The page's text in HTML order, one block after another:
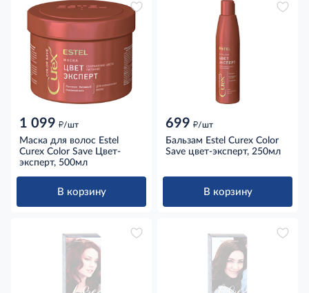
1 099 д/шт
Маска для волос Estel
Curex Color Save Цвет-
эксперт, 500мл
В корзину
699 д/шт
Бальзам Estel Curex Color
Save цвет-эксперт, 250мл
В корзину